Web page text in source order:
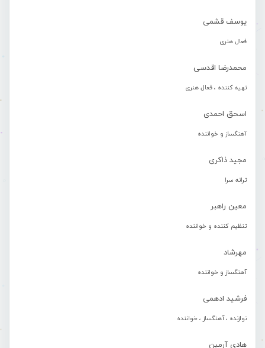
یوسف قشمی
فعال هنری
محمدرضا اقدسی
تهیه کننده ، فعال هنری
اسحق احمدی
آهنگساز و خواننده
مجید ذاکری
ترانه سرا
معین راهبر
تنظیم کننده و خواننده
مهرشاد
آهنگساز و خواننده
فرشید ادهمی
نوازنده ، آهنگساز ، خواننده
هادی آرمین